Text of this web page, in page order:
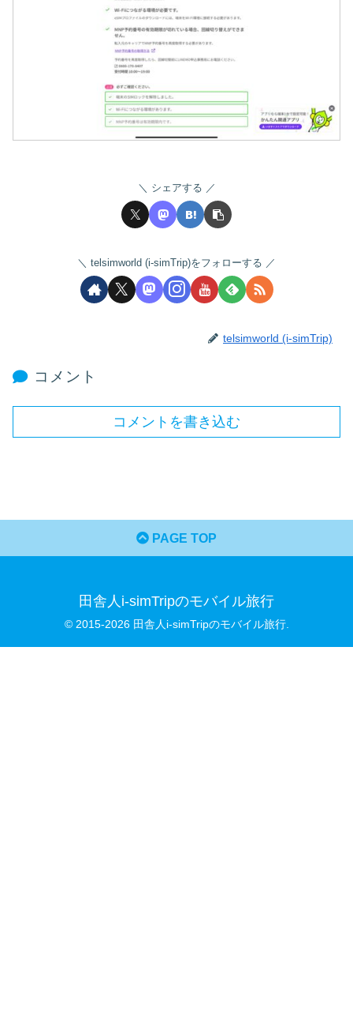
シェアする
telsimworld (i-simTrip)をフォローする
telsimworld (i-simTrip)
コメント
コメントを書き込む
PAGE TOP
田舎人i-simTripのモバイル旅行
© 2015-2026 田舎人i-simTripのモバイル旅行.